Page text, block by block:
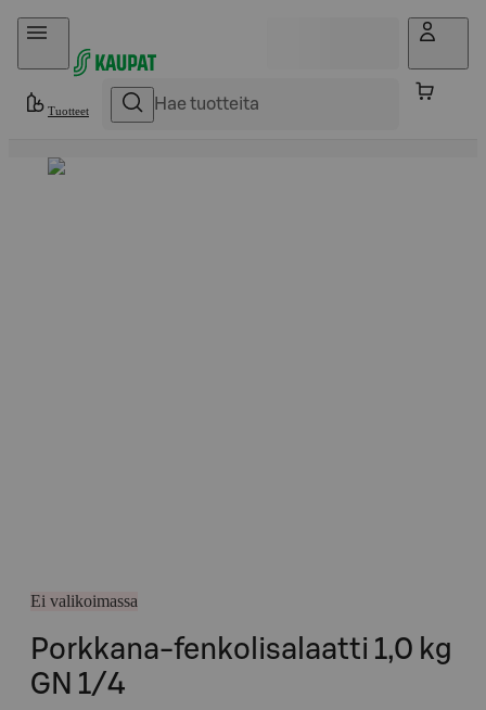
Hyppää sisältöön
Tuotteet
Ei valikoimassa
Porkkana-fenkolisalaatti 1,0 kg
GN 1/4